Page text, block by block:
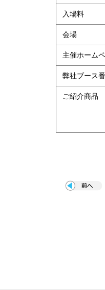
入場料
会場
主催ホーム
弊社ブース
ご紹介商品